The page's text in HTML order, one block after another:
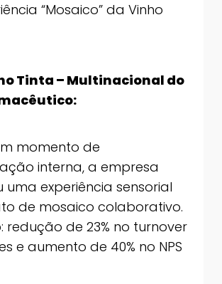
“Mosaico” da Vinho
Tinta – Multinacional do
momento de
interna, a empresa
uma experiência sensorial
de mosaico colaborativo.
redução de 23% no turnover
e aumento de 40% no NPS